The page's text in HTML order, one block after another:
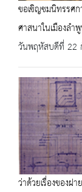
ขอเชิญชมนิทรรศ
ศาสนาในเมืองล
วันพฤหัสบดีที่ 22
ว่าด้วยเรื่องของฝ